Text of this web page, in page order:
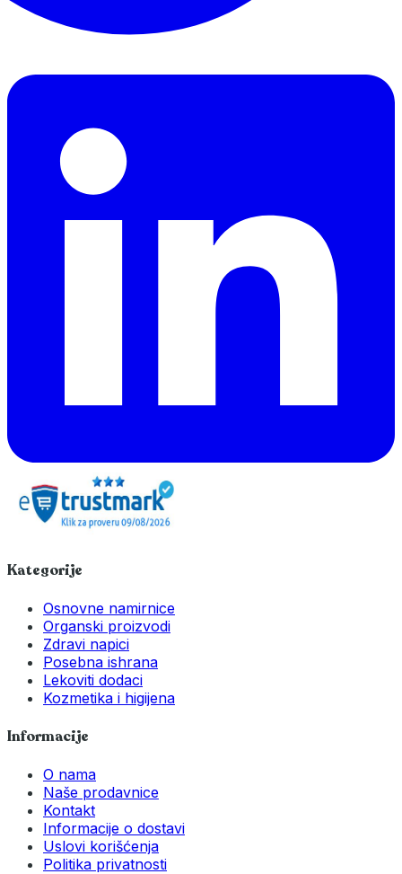
Kategorije
Osnovne namirnice
Organski proizvodi
Zdravi napici
Posebna ishrana
Lekoviti dodaci
Kozmetika i higijena
Informacije
O nama
Naše prodavnice
Kontakt
Informacije o dostavi
Uslovi korišćenja
Politika privatnosti